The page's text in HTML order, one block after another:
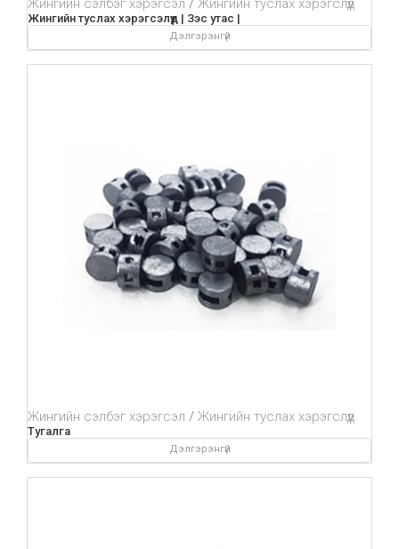
Жингийн сэлбэг хэрэгсэл Жингийн туслах хэрэгслүүд
Жингийн туслах хэрэгсэлүүд | Зэс утас |
Дэлгэрэнгүй
Жингийн сэлбэг хэрэгсэл Жингийн туслах хэрэгслүүд
Тугалга
Дэлгэрэнгүй